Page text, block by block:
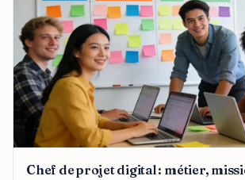
Chef de projet digital : métier,